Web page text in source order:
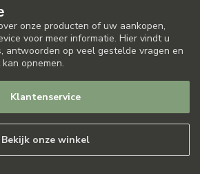
onze producten of uw aankopen,
voor meer informatie. Hier vindt u
antwoorden op veel gestelde vragen en
opnemen.
Klantenservice
Bekijk onze winkel